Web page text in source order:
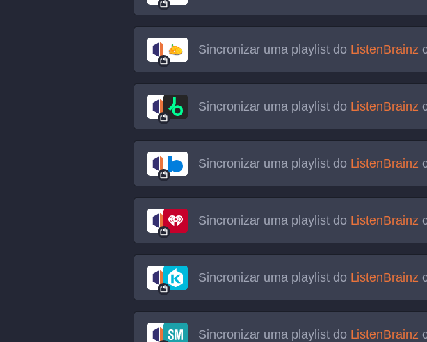
Sincronizar uma playlist do ListenBrainz
Sincronizar uma playlist do ListenBrainz
Sincronizar uma playlist do ListenBrainz
Sincronizar uma playlist do ListenBrainz
Sincronizar uma playlist do ListenBrainz
Sincronizar uma playlist do ListenBrainz